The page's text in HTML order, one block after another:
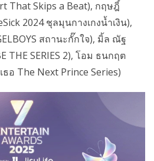
That Skips a Beat), กฤษฎิ์
2024 ชุลมุนกางเกงน้ำเงิน),
สถานะกั๊กใจ), มิ้ล ณัฐ
THE SERIES 2), โอม ธนกฤต
ธอ The Next Prince Series)